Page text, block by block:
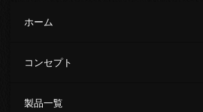
ホーム
コンセプト
製品一覧